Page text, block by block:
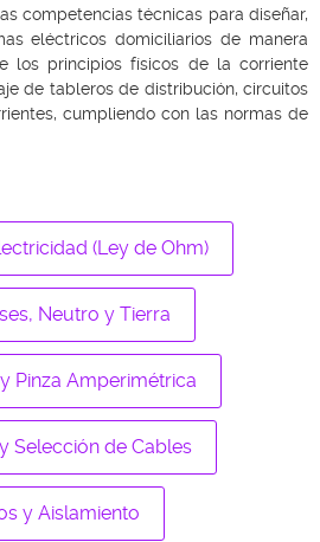
competencias técnicas para diseñar,
eléctricos domiciliarios de manera
los principios físicos de la corriente
de tableros de distribución, circuitos
cumpliendo con las normas de
(Ley de Ohm)
Neutro y Tierra
Pinza Amperimétrica
Selección de Cables
y Aislamiento